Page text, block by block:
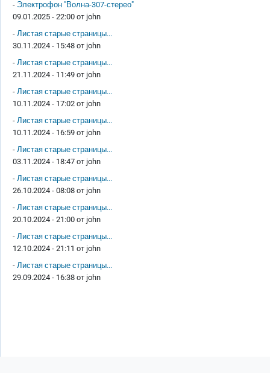
- Электрофон "Волна-307-стерео"
09.01.2025 - 22:00 от john
- Листая старые страницы...
30.11.2024 - 15:48 от john
- Листая старые страницы...
21.11.2024 - 11:49 от john
- Листая старые страницы...
10.11.2024 - 17:02 от john
- Листая старые страницы...
10.11.2024 - 16:59 от john
- Листая старые страницы...
03.11.2024 - 18:47 от john
- Листая старые страницы...
26.10.2024 - 08:08 от john
- Листая старые страницы...
20.10.2024 - 21:00 от john
- Листая старые страницы...
12.10.2024 - 21:11 от john
- Листая старые страницы...
29.09.2024 - 16:38 от john